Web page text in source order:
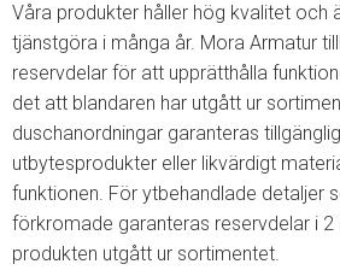
Våra produkter håller hög kvalitet och
tjänstgöra i många år. Mora Armatur
reservdelar för att upprätthålla
det att blandaren har utgått ur
duschanordningar garanteras
utbytesprodukter eller likvärdigt
funktionen. För ytbehandlade detaljer
förkromade garanteras reservdelar i
produkten utgått ur sortimentet.